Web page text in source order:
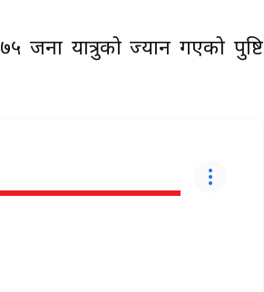
जना यात्रुको ज्यान गएको पुष्टि